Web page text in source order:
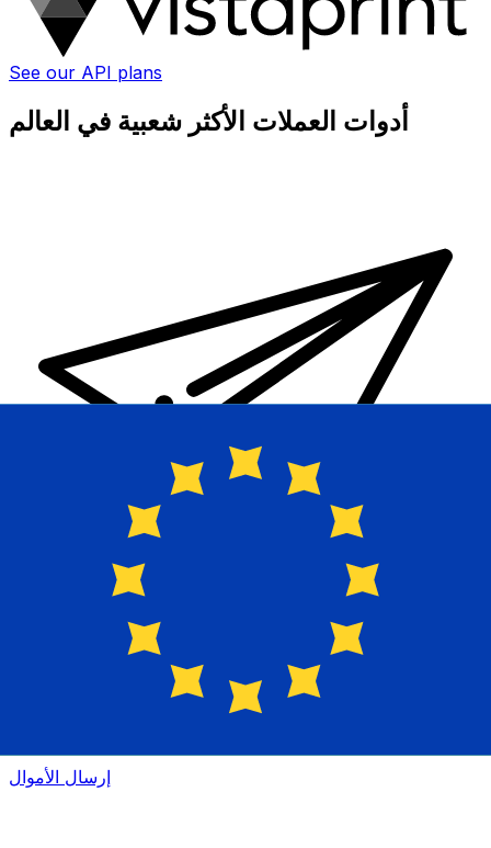
See our API plans
أدوات العملات الأكثر شعبية في العالم
إكس إي (Xe) لتحويلات الأموال الدولية
أرسل المال عبر الإنترنت بسرعة وسهولة وأمان. تتبع مباشر
إرسال الأموال